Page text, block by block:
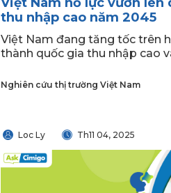
thu nhập cao năm 2045
Việt Nam đang tăng tốc trên
thành quốc gia thu nhập cao
Nghiên cứu thị trường Việt Nam
Loc Ly Th11 04, 2025